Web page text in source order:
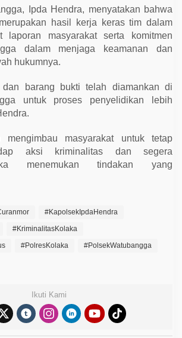
b
a
n
g
g
a
Ipda Hendra, menyatakan bahwa
hasil kerja keras tim dalam
laporan masyarakat serta komitmen
dalam menjaga keamanan dan
hukumnya.
barang bukti telah diamankan di
untuk proses penyelidikan lebih
mengimbau masyarakat untuk tetap
aksi kriminalitas dan segera
menemukan tindakan yang
#KapolsekIpdaHendra
#KriminalitasKolaka
#PolresKolaka
#PolsekWatubangga
Ikuti Kami